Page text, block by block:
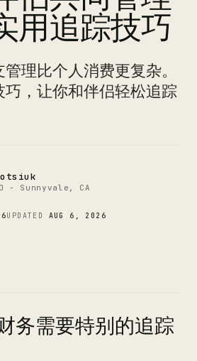
用追踪技巧
理比个人消费更复杂。
，让你和伴侣轻松追踪
- Sunnyvale, CA
UPDATED AUG 6, 2026
务需要特别的追踪